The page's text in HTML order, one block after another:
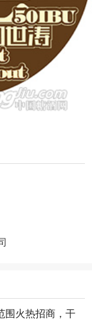
围火热招商，干